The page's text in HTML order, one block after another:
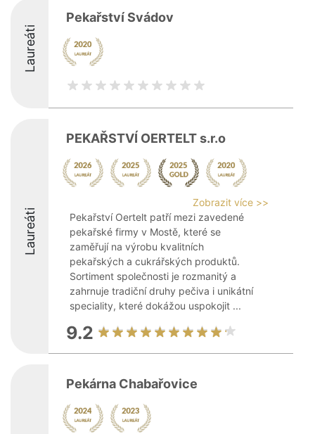
Laureáti
Pekařství Svádov
Laureáti
PEKAŘSTVÍ OERTELT s.r.o
Zobrazit více >>
Pekařství Oertelt patří mezi zavedené
pekařské firmy v Mostě, které se
zaměřují na výrobu kvalitních
pekařských a cukrářských produktů.
Sortiment společnosti je rozmanitý a
zahrnuje tradiční druhy pečiva i unikátní
speciality, které dokážou uspokojit ...
9.2
Pekárna Chabařovice